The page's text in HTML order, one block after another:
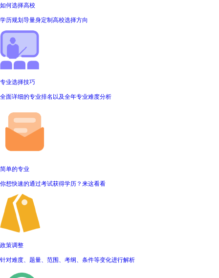
如何选择高校
学历规划导量身定制高校选择方向
专业选择技巧
全面详细的专业排名以及全年专业难度分析
简单的专业
你想快速的通过考试获得学历？来这看看
政策调整
针对难度、题量、范围、考纲、条件等变化进行解析